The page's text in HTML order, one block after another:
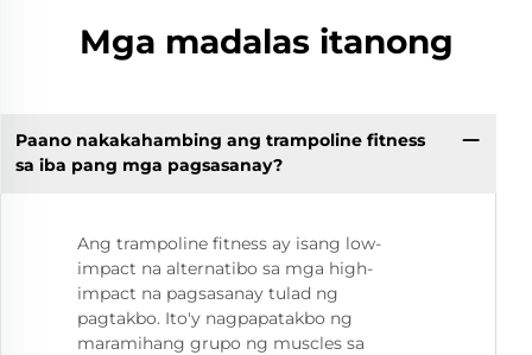
Mga madalas itanong
Paano nakakahambing ang trampoline fitness
sa iba pang mga pagsasanay?
Ang trampoline fitness ay isang low-
impact na alternatibo sa mga high-
impact na pagsasanay tulad ng
pagtakbo. Ito'y nagpapatakbo ng
maramihang grupo ng muscles sa